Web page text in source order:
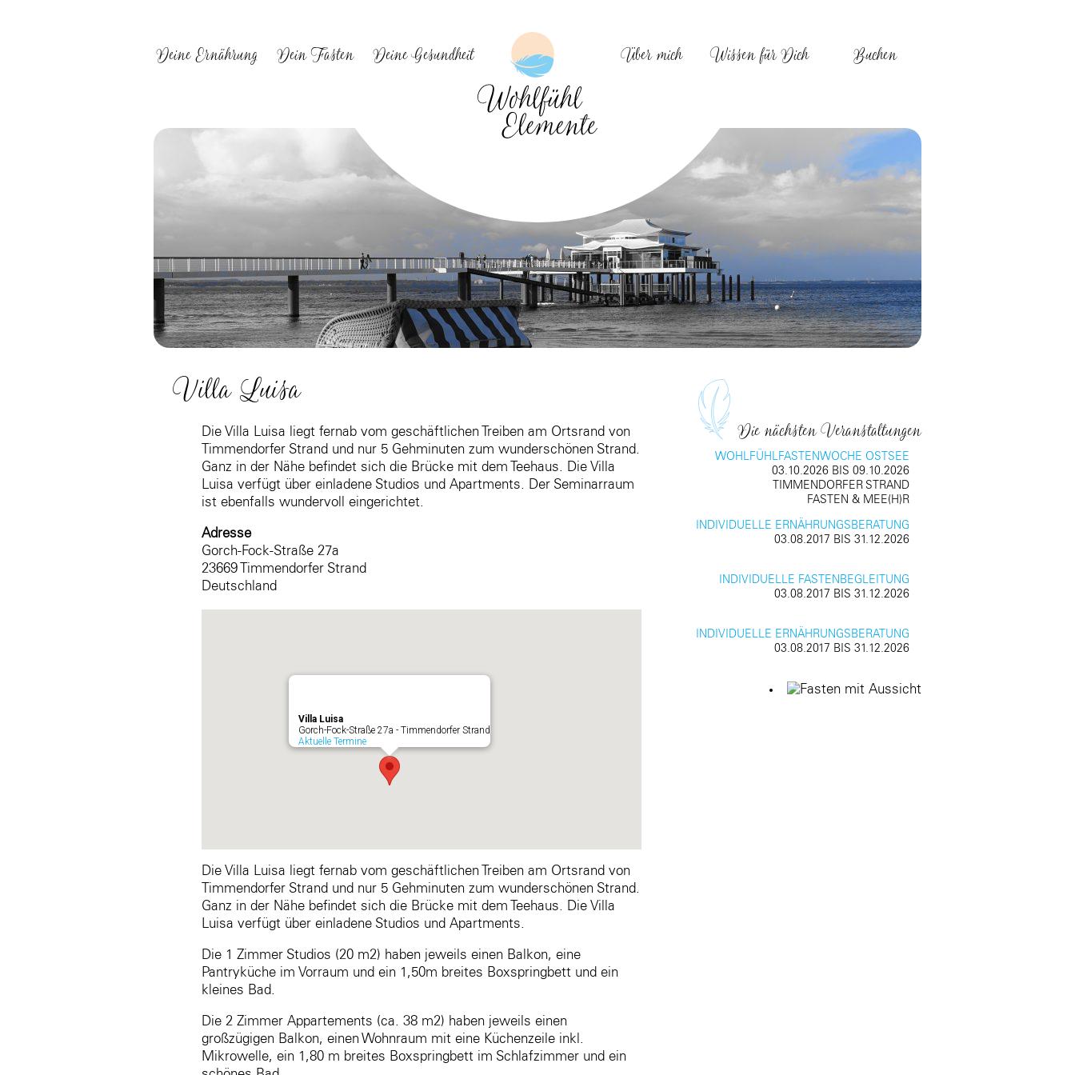
Deine Ernährung Dein Fasten Deine Gesundheit Über mich Wissen für Dich Buchen
Villa Luisa
Die Villa Luisa liegt fernab vom geschäftlichen Treiben am Ortsrand von
Timmendorfer Strand und nur 5 Gehminuten zum wunderschönen Strand.
Ganz in der Nähe befindet sich die Brücke mit dem Teehaus. Die Villa
Luisa verfügt über einladene Studios und Apartments. Der Seminarraum
ist ebenfalls wundervoll eingerichtet.
Adresse
Gorch-Fock-Straße 27a
23669 Timmendorfer Strand
Deutschland
Villa Luisa
Gorch-Fock-Straße 27a - Timmendorfer Strand
Aktuelle Termine
Die Villa Luisa liegt fernab vom geschäftlichen Treiben am Ortsrand von
Timmendorfer Strand und nur 5 Gehminuten zum wunderschönen Strand.
Ganz in der Nähe befindet sich die Brücke mit dem Teehaus. Die Villa
Luisa verfügt über einladene Studios und Apartments.
Die 1 Zimmer Studios (20 m2) haben jeweils einen Balkon, eine
Pantryküche im Vorraum und ein 1,50m breites Boxspringbett und ein
kleines Bad.
Die 2 Zimmer Appartements (ca. 38 m2) haben jeweils einen
großzügigen Balkon, einen Wohnraum mit eine Küchenzeile inkl.
Mikrowelle, ein 1,80 m breites Boxspringbett im Schlafzimmer und ein
Die nächsten Veranstaltungen
WOHLFÜHLFASTENWOCHE OSTSEE
03.10.2026 BIS 09.10.2026
TIMMENDORFER STRAND
FASTEN & MEE(H)R
INDIVIDUELLE ERNÄHRUNGSBERATUNG
03.08.2017 BIS 31.12.2026
INDIVIDUELLE FASTENBEGLEITUNG
03.08.2017 BIS 31.12.2026
INDIVIDUELLE ERNÄHRUNGSBERATUNG
03.08.2017 BIS 31.12.2026